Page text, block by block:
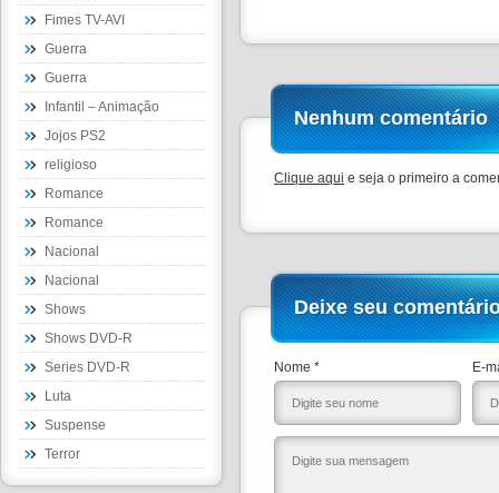
Fimes TV-AVI
Guerra
Guerra
Infantil – Animação
Jojos PS2
religioso
Romance
Romance
Nacional
Nacional
Shows
Shows DVD-R
Series DVD-R
Luta
Suspense
Terror
Nenhum comentário
Clique aqui e seja o primeiro a
Deixe seu
Nome * E-